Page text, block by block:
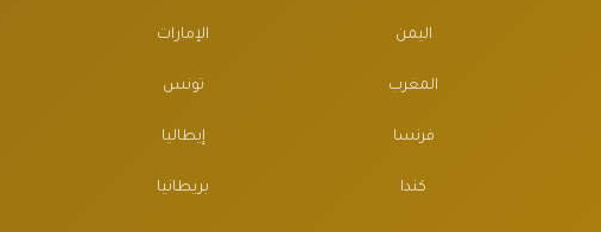
اليمن الإمارات
المغرب تونس
فرنسا إيطاليا
كندا بريطانيا